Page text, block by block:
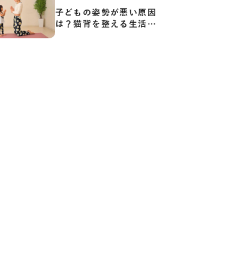
子どもの姿勢が悪い原因
は？猫背を整える生活習
慣と…